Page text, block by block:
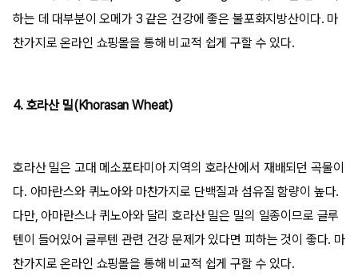
하는 데 대부분이 오메가 3 같은 건강에 좋은 불포화지방산이다. 마
찬가지로 온라인 쇼핑몰을 통해 비교적 쉽게 구할 수 있다.
4. 호라산 밀(Khorasan Wheat)
호라산 밀은 고대 메소포타미아 지역의 호라산에서 재배되던 곡물이
다. 아마란스와 퀴노아와 마찬가지로 단백질과 섬유질 함량이 높다.
다만, 아마란스나 퀴노아와 달리 호라산 밀은 밀의 일종이므로 글루
텐이 들어있어 글루텐 관련 건강 문제가 있다면 피하는 것이 좋다. 마
찬가지로 온라인 쇼핑몰을 통해 비교적 쉽게 구할 수 있다.